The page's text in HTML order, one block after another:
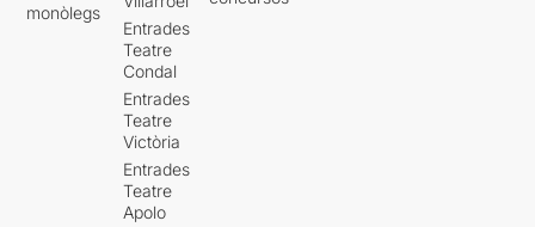
monòlegs
Entrades
Teatre
Condal
Entrades
Teatre
Victòria
Entrades
Teatre
Apolo